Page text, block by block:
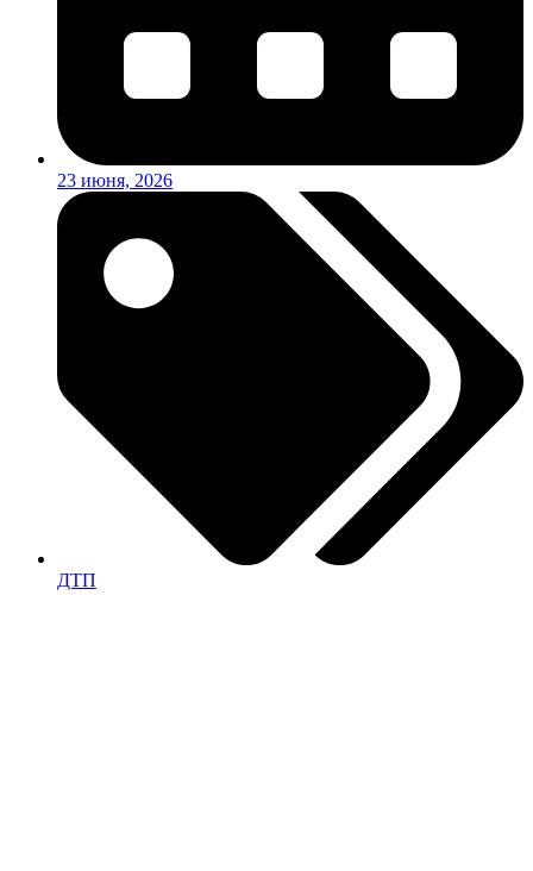
23 июня, 2026
ДТП